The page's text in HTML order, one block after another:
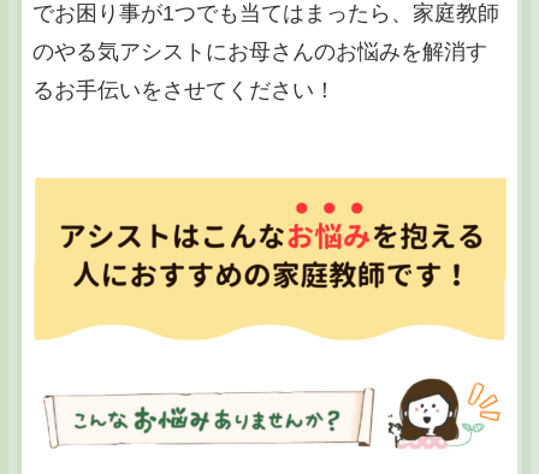
でお困り事が1つでも当てはまったら、家庭教師
のやる気アシストにお母さんのお悩みを解消す
るお手伝いをさせてください！